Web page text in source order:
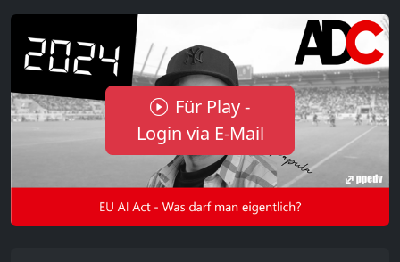
Für Play -
Login via E-Mail